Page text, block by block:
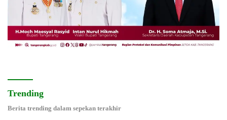
Trending
Berita trending dalam sepekan terakhir